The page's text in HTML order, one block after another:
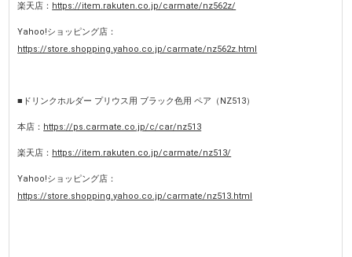
楽天店： https://item.rakuten.co.jp/carmate/nz562z/
Yahoo!ショッピング店：
https://store.shopping.yahoo.co.jp/carmate/nz562z.html
■ドリンクホルダー プリウス用 ブラック色用 ペア（NZ513）
本店： https://ps.carmate.co.jp/c/car/nz513
楽天店： https://item.rakuten.co.jp/carmate/nz513/
Yahoo!ショッピング店：
https://store.shopping.yahoo.co.jp/carmate/nz513.html